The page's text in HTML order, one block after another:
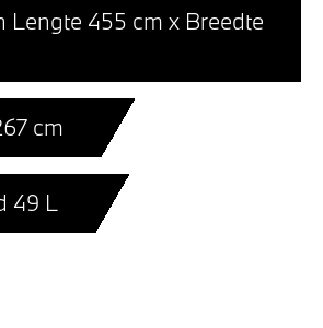
Lengte 455 cm x Breedte
cm
49 L